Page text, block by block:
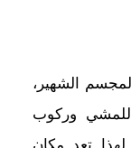
الشهير،
وركوب